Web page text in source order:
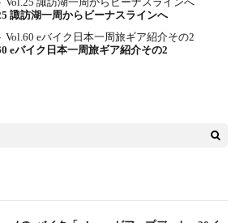
はとても少ないので、車を気にするこ
できる。一周130km、まさに自転車天
諏訪湖一周からビーナスラインへ
eバイク日本一周旅ギア紹介その2